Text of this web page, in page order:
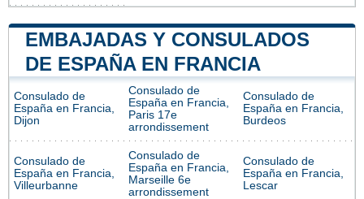
EMBAJADAS Y CONSULADOS
DE ESPAÑA EN FRANCIA
Consulado de
España en Francia,
Dijon
Consulado de
España en Francia,
Paris 17e
arrondissement
Consulado de
España en Francia,
Burdeos
Consulado de
España en Francia,
Villeurbanne
Consulado de
España en Francia,
Marseille 6e
arrondissement
Consulado de
España en Francia,
Lescar